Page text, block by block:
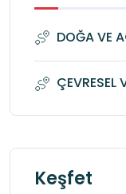
DOĞA VE
ÇEVRESEL
Keşfet